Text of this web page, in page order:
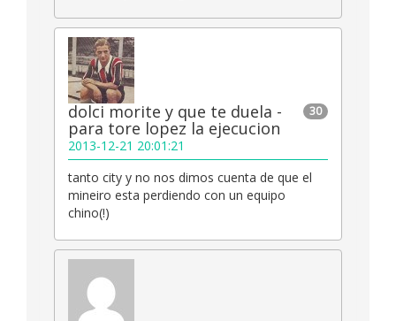
30
dolci morite y que te duela -
para tore lopez la ejecucion
2013-12-21 20:01:21
tanto city y no nos dimos cuenta de que el
mineiro esta perdiendo con un equipo
chino(!)